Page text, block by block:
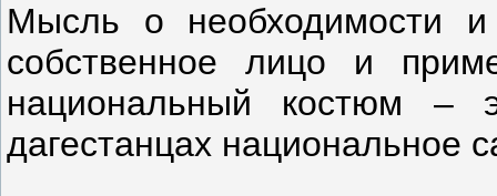
Мысль о необходимости и
собственное лицо и
национальный костюм –
дагестанцах национальное